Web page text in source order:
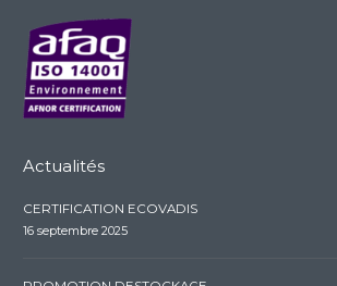
Actualités
CERTIFICATION ECOVADIS
16 septembre 2025